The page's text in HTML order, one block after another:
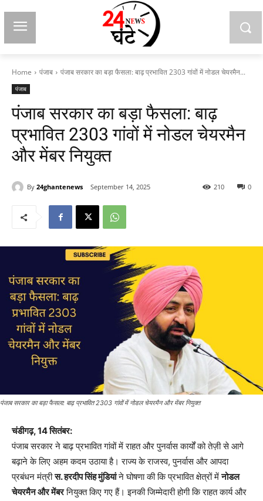
Home पंजाब पंजाब सरकार का बड़ा फैसला: बाढ़ प्रभावित 2303 गांवों में नोडल चेयरमैन...
पंजाब
पंजाब सरकार का बड़ा फैसला: बाढ़
प्रभावित 2303 गांवों में नोडल चेयरमैन
और मेंबर नियुक्त
By 24ghantenews September 14, 2025 0
210
पंजाब सरकार का बड़ा फैसला: बाढ़ प्रभावित 2303 गांवों में नोडल चेयरमैन और मेंबर नियुक्त
चंडीगढ़, 14 सितंबर:
पंजाब सरकार ने बाढ़ प्रभावित गांवों में राहत और पुनर्वास कार्यों को तेज़ी से आगे
बढ़ाने के लिए अहम कदम उठाया है। राज्य के राजस्व, पुनर्वास और आपदा
प्रबंधन मंत्रीस. हरदीप सिंह मुंडियांने घोषणा की कि प्रभावित क्षेत्रों मेंनोडल
चेयरमैन और मेंबरनियुक्त किए गए हैं। इनकी जिम्मेदारी होगी कि राहत कार्य और